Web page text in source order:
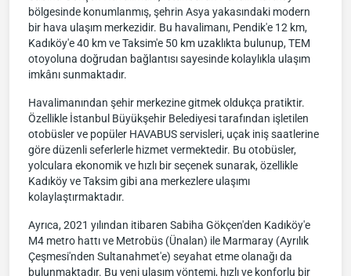
bölgesinde konumlanmış, şehrin Asya yakasındaki modern
bir hava ulaşım merkezidir. Bu havalimanı, Pendik'e 12 km,
Kadıköy'e 40 km ve Taksim'e 50 km uzaklıkta bulunup, TEM
otoyoluna doğrudan bağlantısı sayesinde kolaylıkla ulaşım
imkânı sunmaktadır.
Havalimanından şehir merkezine gitmek oldukça pratiktir.
Özellikle İstanbul Büyükşehir Belediyesi tarafından işletilen
otobüsler ve popüler HAVABUS servisleri, uçak iniş saatlerine
göre düzenli seferlerle hizmet vermektedir. Bu otobüsler,
yolculara ekonomik ve hızlı bir seçenek sunarak, özellikle
Kadıköy ve Taksim gibi ana merkezlere ulaşımı
kolaylaştırmaktadır.
Ayrıca, 2021 yılından itibaren Sabiha Gökçen'den Kadıköy'e
M4 metro hattı ve Metrobüs (Ünalan) ile Marmaray (Ayrılık
Çeşmesi'nden Sultanahmet'e) seyahat etme olanağı da
bulunmaktadır. Bu yeni ulaşım yöntemi, hızlı ve konforlu bir